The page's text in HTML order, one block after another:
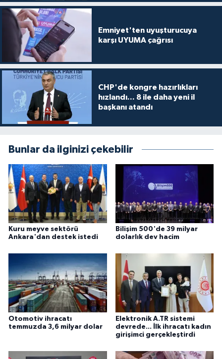
Emniyet'ten uyuşturucuya
karşı UYUMA çağrısı
CHP'de kongre hazırlıkları
hızlandı... 8 ile daha yeni il
başkanı atandı
Bunlar da ilginizi çekebilir
Kuru meyve sektörü
Ankara'dan destek istedi
Bilişim 500'de 39 milyar
dolarlık dev hacim
Otomotiv ihracatı
temmuzda 3,6 milyar dolar
Elektronik A.TR sistemi
devrede... İlk ihracatı kadın
girişimci gerçekleştirdi